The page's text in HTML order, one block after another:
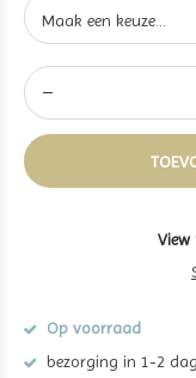
Op voorraad
bezorging in 1-2